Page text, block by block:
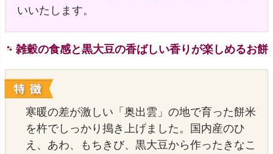
いいたします。
雑穀の食感と黒大豆の香ばしい香りが楽しめるお餅
寒暖の差が激しい「奥出雲」の地で育った餅米
を杵でしっかり搗き上げました。国内産のひ
え、あわ、もちきび、黒大豆から作ったきなこ